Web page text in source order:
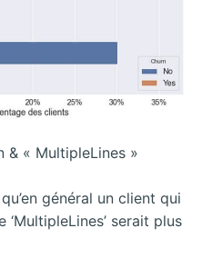
& « MultipleLines »
général un client qui
‘MultipleLines’ serait plus